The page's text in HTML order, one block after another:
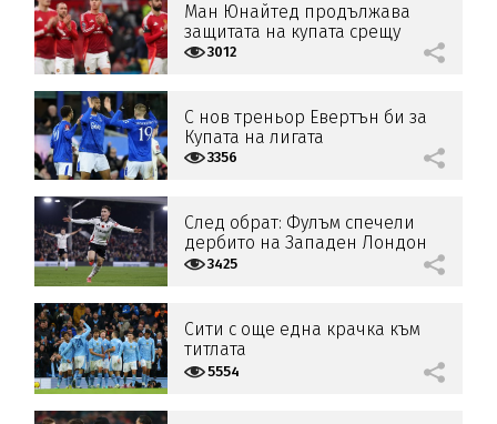
Ман Юнайтед продължава
защитата на купата срещу
Фулъм
3012
С нов треньор Евертън би за
Купата на лигата
3356
След обрат: Фулъм спечели
дербито на Западен Лондон
3425
Сити с още една крачка към
титлата
5554